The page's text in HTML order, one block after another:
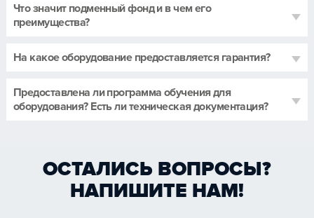
Что значит подменный фонд и в чем его
преимущества?
На какое оборудование предоставляется гарантия?
Предоставлена ли программа обучения для
оборудования? Есть ли техническая документация?
ОСТАЛИСЬ ВОПРОСЫ?
НАПИШИТЕ НАМ!